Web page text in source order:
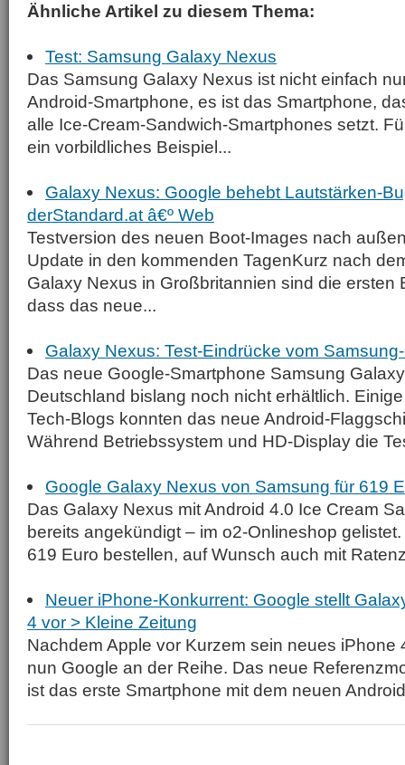
Ähnliche Artikel zu diesem Thema:
Test: Samsung Galaxy Nexus
Das Samsung Galaxy Nexus ist nicht einfach
Android-Smartphone, es ist das Smartphone,
alle Ice-Cream-Sandwich-Smartphones setzt.
ein vorbildliches Beispiel...
Galaxy Nexus: Google behebt Lautstärken-
derStandard.at â€º Web
Testversion des neuen Boot-Images nach
Update in den kommenden TagenKurz nach
Galaxy Nexus in Großbritannien sind die ersten
dass das neue...
Galaxy Nexus: Test-Eindrücke vom
Das neue Google-Smartphone Samsung
Deutschland bislang noch nicht erhältlich.
Tech-Blogs konnten das neue Android-
Während Betriebssystem und HD-Display die
Google Galaxy Nexus von Samsung für 619
Das Galaxy Nexus mit Android 4.0 Ice Cream
bereits angekündigt – im o2-Onlineshop
619 Euro bestellen, auf Wunsch auch mit
Neuer iPhone-Konkurrent: Google stellt
4 vor > Kleine Zeitung
Nachdem Apple vor Kurzem sein neues iPhone
nun Google an der Reihe. Das neue
ist das erste Smartphone mit dem neuen